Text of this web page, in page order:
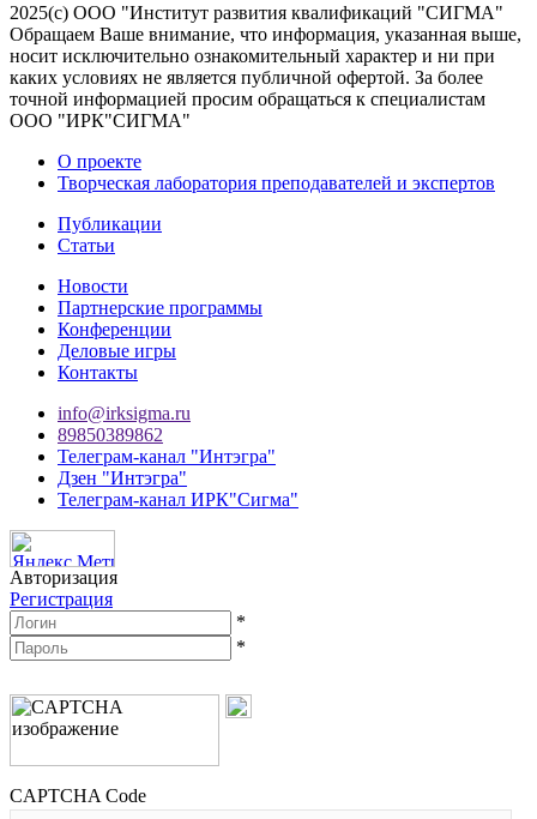
2025(с) ООО "Институт развития квалификаций "СИГМА"
Обращаем Ваше внимание, что информация, указанная выше,
носит исключительно ознакомительный характер и ни при
каких условиях не является публичной офертой. За более
точной информацией просим обращаться к специалистам
ООО "ИРК"СИГМА"
О проекте
Творческая лаборатория преподавателей и экспертов
Публикации
Статьи
Новости
Партнерские программы
Конференции
Деловые игры
Контакты
info@irksigma.ru
89850389862
Телеграм-канал "Интэгра"
Дзен "Интэгра"
Телеграм-канал ИРК"Сигма"
Авторизация
Регистрация
*
*
CAPTCHA Code